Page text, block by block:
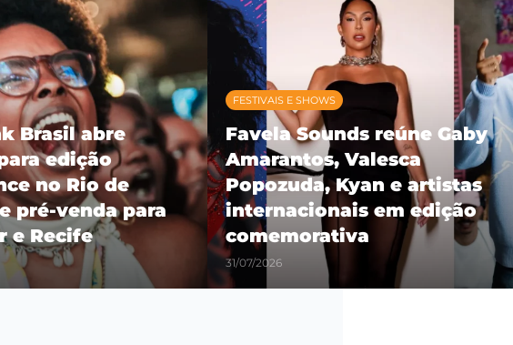
Brasil abre
edição
no Rio de
pré-venda para
e Recife
FESTIVAIS E SHOWS
Favela Sounds reúne Gaby
Amarantos, Valesca
Popozuda, Kyan e artistas
internacionais em edição
comemorativa
31/07/2026